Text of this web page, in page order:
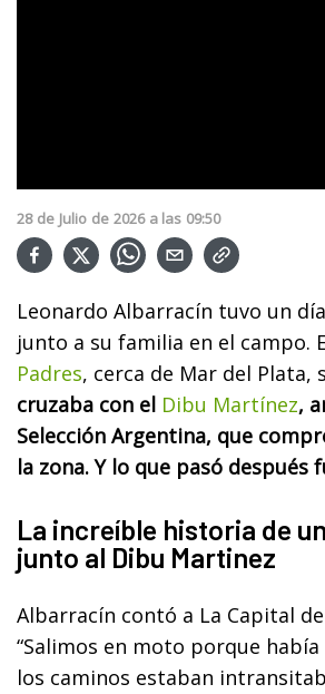
28 de Julio de 2026 a las 09:50
Leonardo Albarracín tuvo un
junto a su familia en el campo.
Padres, cerca de Mar del Plata,
cruzaba con el Dibu Martínez,
Selección Argentina, que
la zona. Y lo que pasó después
La increíble historia de
junto al Dibu Martinez
Albarracín contó a La Capital
“Salimos en moto porque
los caminos estaban